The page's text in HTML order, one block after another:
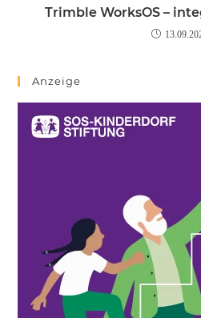
Trimble WorksOS –
Anzeige